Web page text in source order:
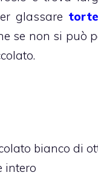
glassare torte
se non si può
bianco di
intero